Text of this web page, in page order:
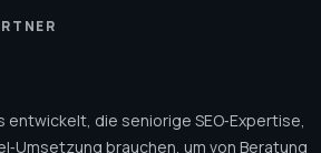
entwickelt, die seniorige SEO‑Expertise,
brauchen, um von Beratung